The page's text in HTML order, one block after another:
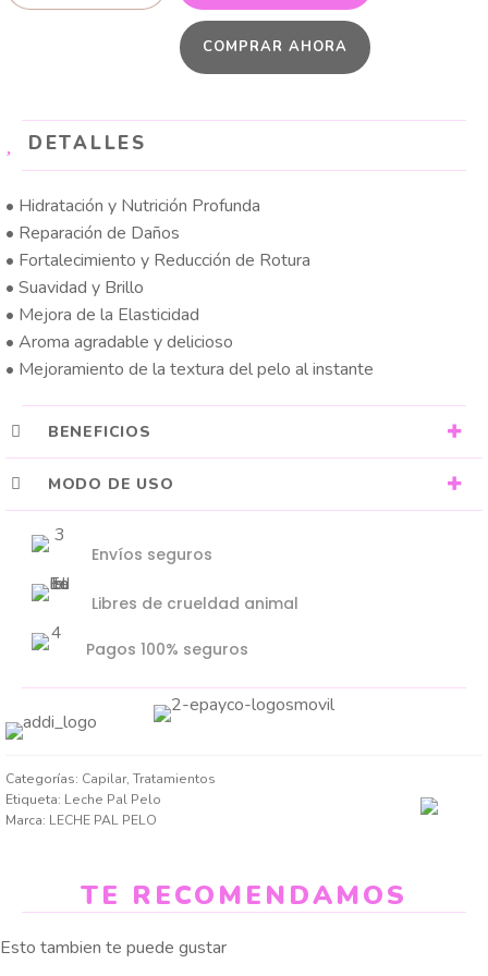
cantidad
COMPRAR AHORA
DETALLES
• Hidratación y Nutrición Profunda
• Reparación de Daños
• Fortalecimiento y Reducción de Rotura
• Suavidad y Brillo
• Mejora de la Elasticidad
• Aroma agradable y delicioso
• Mejoramiento de la textura del pelo al instante
BENEFICIOS
MODO DE USO
Envíos seguros
Libres de crueldad animal
Pagos 100% seguros
Categorías: Capilar, Tratamientos
Etiqueta: Leche Pal Pelo
Marca: LECHE PAL PELO
TE RECOMENDAMOS
Esto tambien te puede gustar